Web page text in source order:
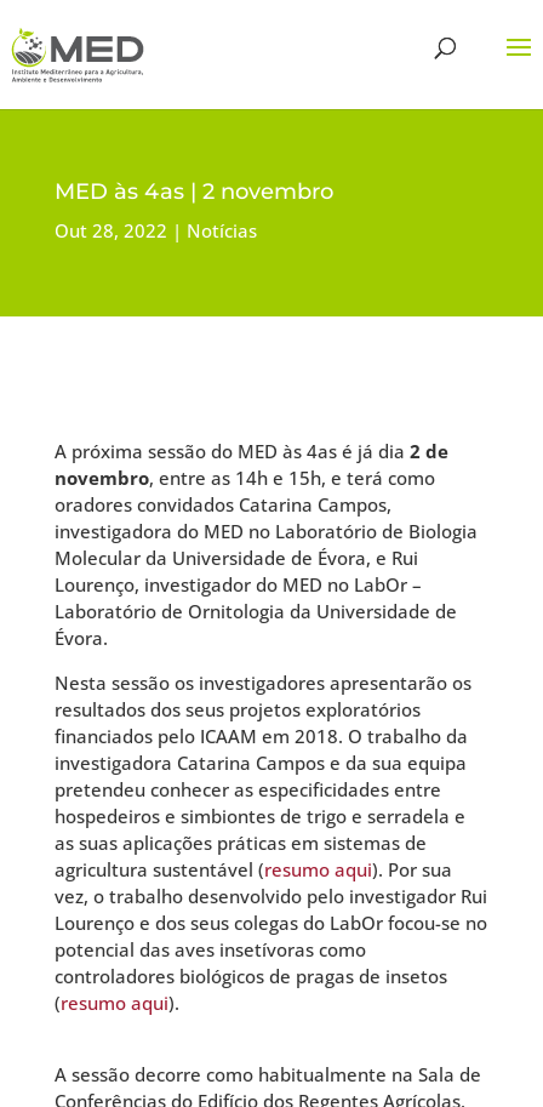
MED às 4as | 2 novembro
Out 28, 2022 Notícias
A próxima sessão do MED às 4as é já dia 2 de
novembro, entre as 14h e 15h, e terá como
oradores convidados Catarina Campos,
investigadora do MED no Laboratório de Biologia
Molecular da Universidade de Évora, e Rui
Lourenço, investigador do MED no LabOr –
Laboratório de Ornitologia da Universidade de
Évora.
Nesta sessão os investigadores apresentarão os
resultados dos seus projetos exploratórios
financiados pelo ICAAM em 2018. O trabalho da
investigadora Catarina Campos e da sua equipa
pretendeu conhecer as especificidades entre
hospedeiros e simbiontes de trigo e serradela e
as suas aplicações práticas em sistemas de
agricultura sustentável (resumo aqui). Por sua
vez, o trabalho desenvolvido pelo investigador Rui
Lourenço e dos seus colegas do LabOr focou-se no
potencial das aves insetívoras como
controladores biológicos de pragas de insetos
(resumo aqui).
A sessão decorre como habitualmente na Sala de
Conferências do Edifício dos Regentes Agrícolas,